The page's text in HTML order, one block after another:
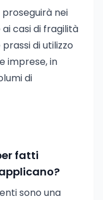
nei
casi di fragilità
di utilizzo
imprese, in
di
fatti
sono una